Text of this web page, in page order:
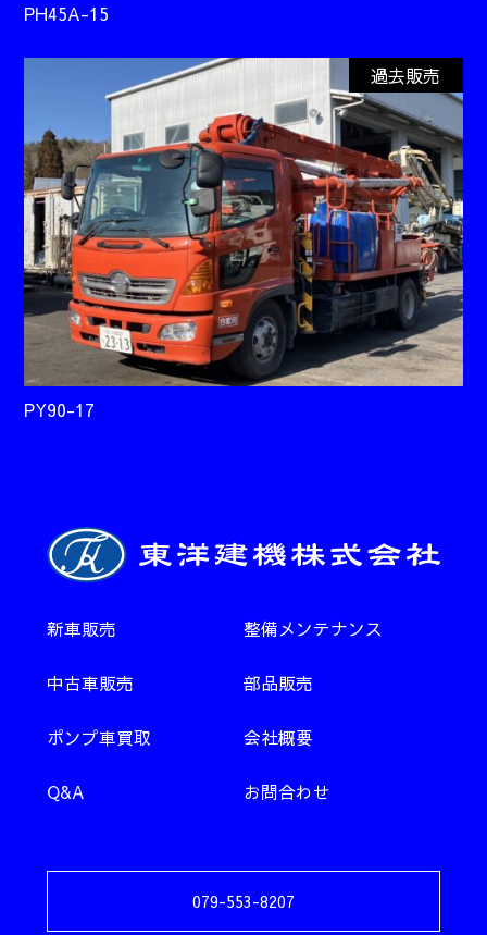
PH45A-15
過去販売
PY90-17
新車販売 整備メンテナンス
中古車販売 部品販売
ポンプ車買取 会社概要
Q&A お問合わせ
079-553-8207